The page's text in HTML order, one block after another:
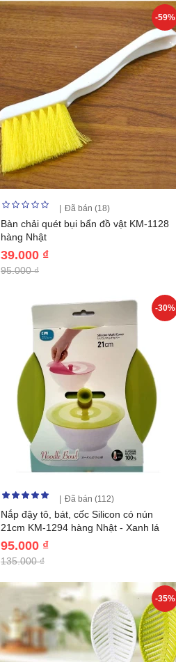
-59%
Đã bán (18)
Bàn chải quét bụi bẩn đồ vật KM-1128
hàng Nhật
39.000 ₫
95.000 ₫
-30%
Đã bán (112)
Nắp đậy tô, bát, cốc Silicon có nún
21cm KM-1294 hàng Nhật - Xanh lá
95.000 ₫
135.000 ₫
-35%